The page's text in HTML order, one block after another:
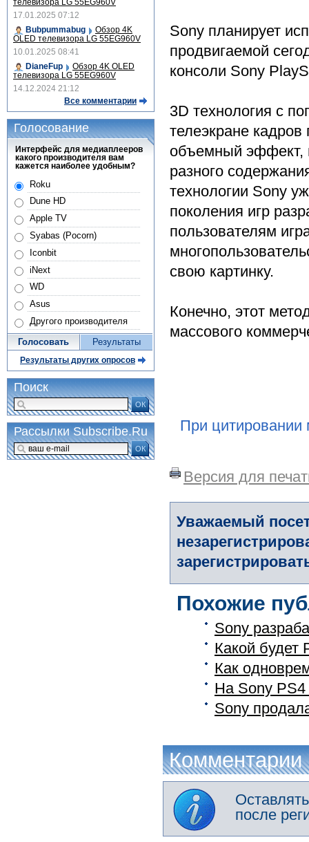
Sony планирует
продвигаемой
консоли Sony
3D технология с
телеэкране
объемный эффект,
разного
технологии Sony
поколения игр
пользователям
свою картинку.
Конечно, этот
массового
При цитировании
Версия для
Уважаемый
Похожие
Sony
Какой будет
Как
На Sony PS4
Sony
Комментарии
после
телевизора LG 55EG960V
17.01.2025 07:12
Bubpummabug
Обзор 4K
OLED телевизора LG 55EG960V
10.01.2025 08:41
DianeFup
Обзор 4K OLED
телевизора LG 55EG960V
14.12.2024 21:12
Все комментарии
Голосование
Интерфейс для медиаплееров
какого производителя вам
кажется наиболее удобным?
Roku
Dune HD
Apple TV
Syabas (Pocorn)
Iconbit
iNext
WD
Asus
Другого производителя
Голосовать Результаты
Результаты других опросов
Поиск
ОК
Рассылки Subscribe.Ru
ОК